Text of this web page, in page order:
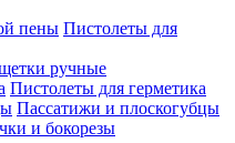
Пистолеты для
ручные
Пистолеты для герметика
Пассатижи и плоскогубцы
и бокорезы